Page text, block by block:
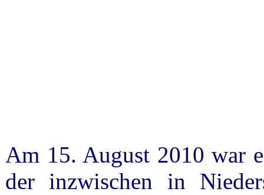
Am 15. August 2010 war
der inzwischen in